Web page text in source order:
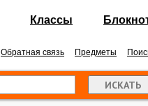
Классы
Обратная связь Предметы